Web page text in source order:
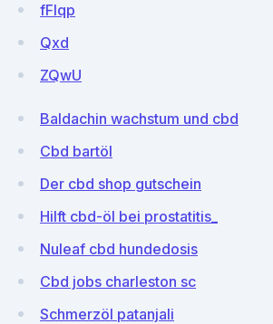
fFIqp
Qxd
ZQwU
Baldachin wachstum und cbd
Cbd bartöl
Der cbd shop gutschein
Hilft cbd-öl bei prostatitis_
Nuleaf cbd hundedosis
Cbd jobs charleston sc
Schmerzöl patanjali